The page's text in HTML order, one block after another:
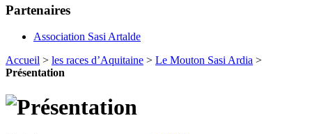
Partenaires
Association Sasi Artalde
Accueil > les races d’Aquitaine > Le Mouton Sasi Ardia >
Présentation